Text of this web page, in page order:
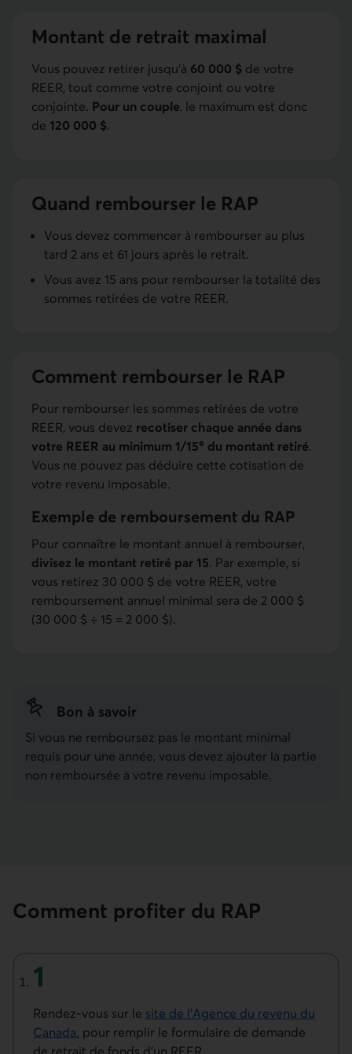
Montant de retrait maximal
Vous pouvez retirer jusqu’à 60 000 $ de votre
REER, tout comme votre conjoint ou votre
conjointe. Pour un couple, le maximum est donc
de 120 000 $.
Quand rembourser le RAP
Vous devez commencer à rembourser au plus
tard 2 ans et 61 jours après le retrait.
Vous avez 15 ans pour rembourser la totalité des
sommes retirées de votre REER.
Comment rembourser le RAP
Pour rembourser les sommes retirées de votre
REER, vous devez recotiser chaque année dans
votre REER au minimum 1/15e du montant retiré.
Vous ne pouvez pas déduire cette cotisation de
votre revenu imposable.
Exemple de remboursement du RAP
Pour connaître le montant annuel à rembourser,
divisez le montant retiré par 15. Par exemple, si
vous retirez 30 000 $ de votre REER, votre
remboursement annuel minimal sera de 2 000 $
(30 000 $ ÷ 15 = 2 000 $).
Bon à savoir
Si vous ne remboursez pas le montant minimal
requis pour une année, vous devez ajouter la partie
non remboursée à votre revenu imposable.
Comment profiter du RAP
Première étape
Rendez-vous sur le site de l’Agence du revenu du
Canada. pour remplir le formulaire de demande